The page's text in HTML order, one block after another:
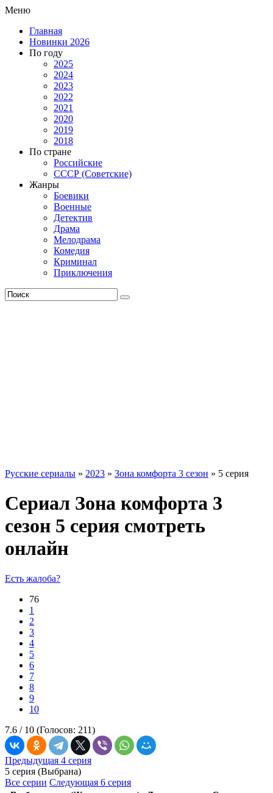
Меню
Главная
Новинки 2026
По году
2025
2024
2023
2022
2021
2020
2019
2018
По стране
Российские
СССР (Советские)
Жанры
Боевики
Военные
Детектив
Драма
Мелодрама
Комедия
Криминал
Приключения
Русские сериалы » 2023 » Зона комфорта 3 сезон » 5 серия
Сериал Зона комфорта 3
сезон 5 серия смотреть
онлайн
Есть жалоба?
76
1
2
3
4
5
6
7
8
9
10
7.6 / 10 (Голосов: 211)
Предыдущая 4 серия
5 серия (Выбрана)
Все серии Следующая 6 серия